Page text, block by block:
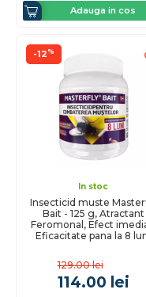
Adauga in cos
-12%
In stoc
Insecticid muste
Bait - 125 g, Atractant
Feromonal, Efect
Eficacitate pana la 8
129.00 lei
114.00 lei